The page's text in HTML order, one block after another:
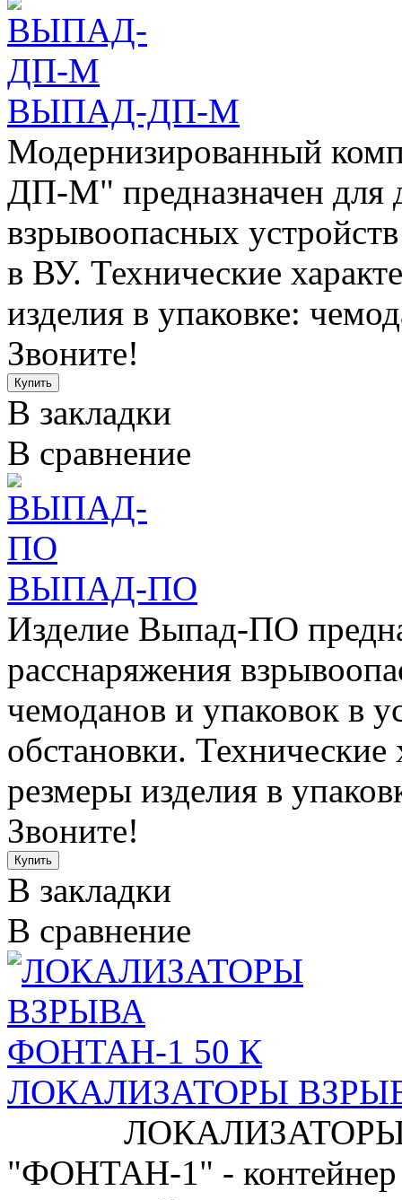
ВЫПАД-ДП-М
Модернизированный
ДП-М" предназначен для
взрывоопасных
в ВУ. Технические
изделия в упаковке:
Звоните!
В закладки
В сравнение
ВЫПАД-ПО
Изделие Выпад-ПО
расснаряжения
чемоданов и упаковок в
обстановки.
резмеры изделия в
Звоните!
В закладки
В сравнение
ЛОКАЛИЗАТОРЫ
ЛОКАЛИЗАТОРЫ
"ФОНТАН-1" - контейнер